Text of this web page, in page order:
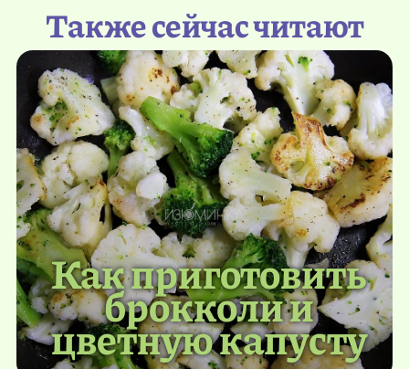
Также сейчас читают
Как приготовить
брокколи и
цветную капусту